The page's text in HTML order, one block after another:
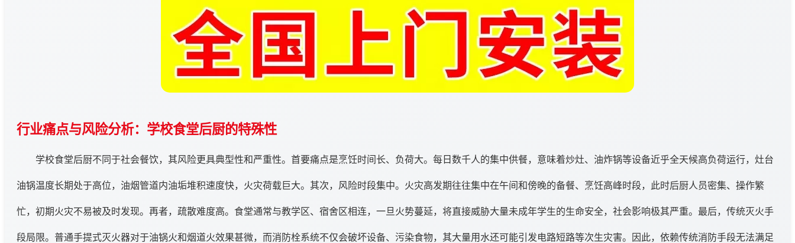
行业痛点与风险分析：学校食堂后厨的特殊性
学校食堂后厨不同于社会餐饮，其风险更具典型性和严重性。首要痛点是烹饪时间长、负荷大。每日数千人的集中供餐，意味着炒灶、油炸锅等设备近乎全天候高负荷运行，灶台
油锅温度长期处于高位，油烟管道内油垢堆积速度快，火灾荷载巨大。其次，风险时段集中。火灾高发期往往集中在午间和傍晚的备餐、烹饪高峰时段，此时后厨人员密集、操作繁
忙，初期火灾不易被及时发现。再者，疏散难度高。食堂通常与教学区、宿舍区相连，一旦火势蔓延，将直接威胁大量未成年学生的生命安全，社会影响极其严重。最后，传统灭火手
段局限。普通手提式灭火器对于油锅火和烟道火效果甚微，而消防栓系统不仅会破坏设备、污染食物，其大量用水还可能引发电路短路等次生灾害。因此，依赖传统消防手段无法满足